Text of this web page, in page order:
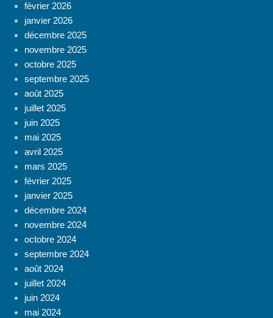
février 2026
janvier 2026
décembre 2025
novembre 2025
octobre 2025
septembre 2025
août 2025
juillet 2025
juin 2025
mai 2025
avril 2025
mars 2025
février 2025
janvier 2025
décembre 2024
novembre 2024
octobre 2024
septembre 2024
août 2024
juillet 2024
juin 2024
mai 2024